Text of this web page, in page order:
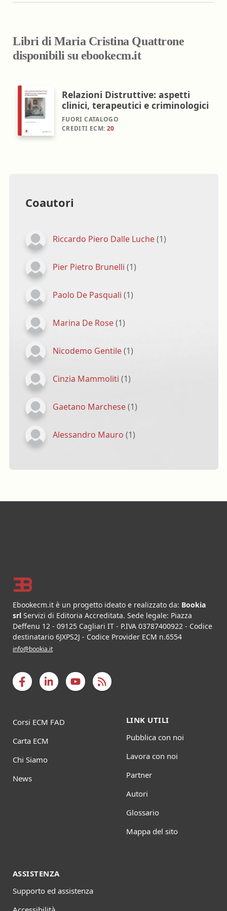
Libri di Maria Cristina Quattrone
disponibili su ebookecm.it
Relazioni Distruttive: aspetti
clinici, terapeutici e criminologici
FUORI CATALOGO
CREDITI ECM: 20
Coautori
Riccardo Piero Dalle Luche(1)
Pier Pietro Brunelli (1)
Paolo De Pasquali (1)
Marina De Rose(1)
Nicodemo Gentile(1)
Cinzia Mammoliti (1)
Gaetano Marchese(1)
Alessandro Mauro (1)
Ebookecm.it è un progetto ideato e realizzato da: Bookia
srl Servizi di Editoria Accreditata. Sede legale: Piazza
Deffenu 12 - 09125 Cagliari IT - P.IVA 03787400922 - Codice
destinatario 6JXPS2J - Codice Provider ECM n.6554
info@bookia.it
Corsi ECM FAD
Carta ECM
Chi Siamo
News
LINK UTILI
Pubblica con noi
Lavora con noi
Partner
Autori
Glossario
Mappa del sito
ASSISTENZA
Supporto ed assistenza